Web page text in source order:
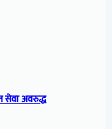
सेवा अवरुद्ध